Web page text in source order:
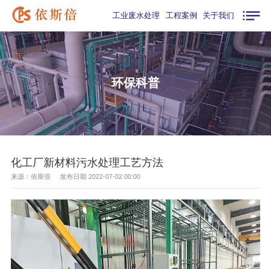
工业废水处理 工程案例 关于我们
环保科普
化工厂新材料污水处理工艺方法
来源：依斯倍 发布日期 2022-07-02 00:00